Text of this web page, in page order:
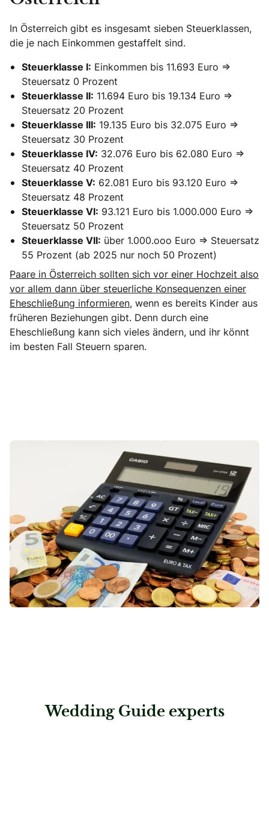
In Österreich gibt es insgesamt sieben Steuerklassen,
die je nach Einkommen gestaffelt sind.
Steuerklasse I: Einkommen bis 11.693 Euro =>
Steuersatz 0 Prozent
Steuerklasse II: 11.694 Euro bis 19.134 Euro =>
Steuersatz 20 Prozent
Steuerklasse III: 19.135 Euro bis 32.075 Euro =>
Steuersatz 30 Prozent
Steuerklasse IV: 32.076 Euro bis 62.080 Euro =>
Steuersatz 40 Prozent
Steuerklasse V: 62.081 Euro bis 93.120 Euro =>
Steuersatz 48 Prozent
Steuerklasse VI: 93.121 Euro bis 1.000.000 Euro =>
Steuersatz 50 Prozent
Steuerklasse VII: über 1.000.ooo Euro => Steuersatz
55 Prozent (ab 2025 nur noch 50 Prozent)
Paare in Österreich sollten sich vor einer Hochzeit also
vor allem dann über steuerliche Konsequenzen einer
Eheschließung informieren, wenn es bereits Kinder aus
früheren Beziehungen gibt. Denn durch eine
Eheschließung kann sich vieles ändern, und ihr könnt
im besten Fall Steuern sparen.
Wedding Guide experts